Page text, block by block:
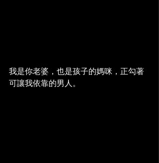
我是你老婆，也是孩子的媽咪，正勾著
可讓我依靠的男人。